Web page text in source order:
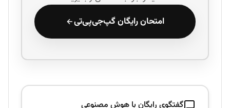
امتحان رایگان گپ‌جی‌پی‌تی
گفتگوی رایگان با هوش مصنوعی